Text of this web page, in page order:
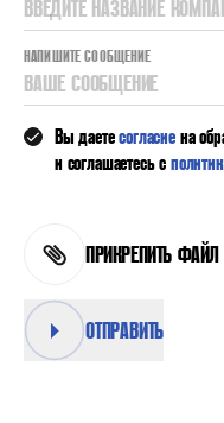
ВВЕДИТЕ НАЗВАНИЕ
НАПИШИТЕ СООБЩЕНИЕ
ВАШЕ СООБЩЕНИЕ
Вы даетесогласиена
и соглашаетесь с
ПРИКРЕПИТЬ ФАЙЛ
ОТПРАВИТЬ